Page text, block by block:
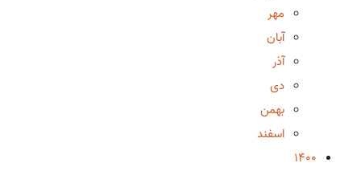
مهر
آبان
آذر
دی
بهمن
اسفند
1400